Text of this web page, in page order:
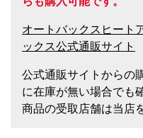
オートバックスヒート
ックス公式通販サイト
公式通販サイトからの
に在庫が無い場合でも
商品の受取店舗は当店